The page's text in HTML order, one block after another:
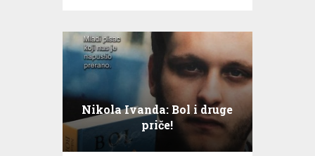
Nikola Ivanda: Bol i druge
priče!